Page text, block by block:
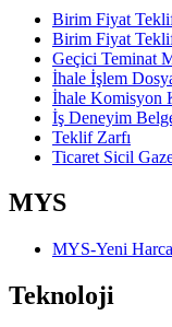
Birim Fiyat
Birim Fiyat
Geçici Teminat
İhale İşlem
İhale Komisyon
İş Deneyim
Teklif Zarfı
Ticaret Sicil
MYS
MYS-Yeni
Teknoloji